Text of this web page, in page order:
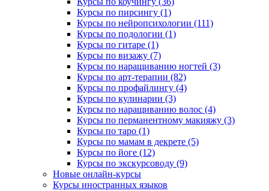
Курсы по пирсингу (1)
Курсы по нейропсихологии (111)
Курсы по подологии (1)
Курсы по гитаре (1)
Курсы по визажу (7)
Курсы по наращиванию ногтей (3)
Курсы по арт-терапии (82)
Курсы по профайлингу (4)
Курсы по кулинарии (3)
Курсы по наращиванию волос (4)
Курсы по перманентному макияжу (3)
Курсы по таро (1)
Курсы по мамам в декрете (5)
Курсы по йоге (12)
Курсы по экскурсоводу (9)
Новые онлайн‑курсы
Курсы иностранных языков